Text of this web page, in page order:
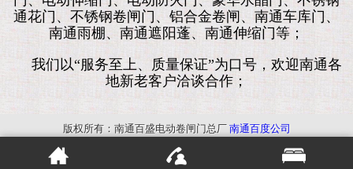
通花门、不锈钢卷闸门、铝合金卷闸、南通车库门、
南通雨棚、南通遮阳蓬、南通伸缩门等；
我们以“服务至上、质量保证”为口号，欢迎南通各
地新老客户洽谈合作；
版权所有：南通百盛电动卷闸门总厂 南通百度公司